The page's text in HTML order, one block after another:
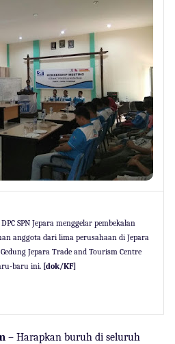
SPN Jepara menggelar pembekalan
anggota dari lima perusahaan di Jepara
Jepara Trade and Tourism Centre
baru ini. [dok/KF]
– Harapkan buruh di seluruh